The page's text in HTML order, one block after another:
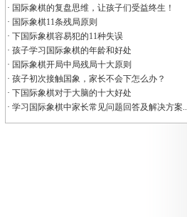
· 国际象棋的复盘思维，让孩子们受益终生！
· 国际象棋11条残局原则
· 下国际象棋容易犯的11种失误
· 孩子学习国际象棋的年龄和好处
· 国际象棋开局中局残局十大原则
· 孩子初次接触国象，家长不会下怎么办？
· 下国际象棋对于大脑的十大好处
· 学习国际象棋中家长常见问题回答及解决方案..